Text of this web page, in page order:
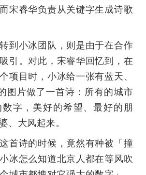
宋睿华负责从关键字生成诗歌
到小冰团队，则是由于在合作
引。对此，宋睿华回忆到，在
项目时，小冰给一张有蓝天、
图片做了一首诗：所有的城市
字，美好的希望、最好的朋
、大风起来。
首诗的时候，竟然有种被「撞
冰怎么知道北京人都在等风吹